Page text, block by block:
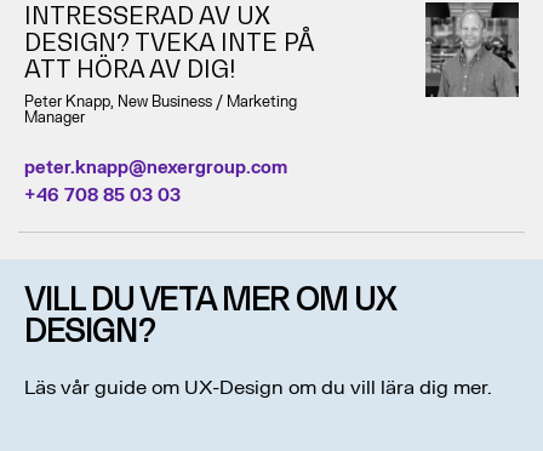
INTRESSERAD AV UX
DESIGN? TVEKA INTE PÅ
ATT HÖRA AV DIG!
Peter Knapp, New Business / Marketing
Manager
peter.knapp@nexergroup.com
+46 708 85 03 03
VILL DU VETA MER OM UX
DESIGN?
Läs vår guide om UX-Design om du vill lära dig mer.